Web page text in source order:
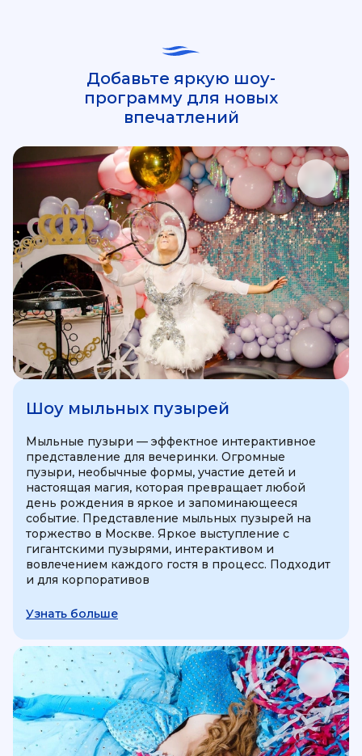
Добавьте яркую шоу-
программу для новых
впечатлений
Шоу мыльных пузырей
Мыльные пузыри — эффектное интерактивное
представление для вечеринки. Огромные
пузыри, необычные формы, участие детей и
настоящая магия, которая превращает любой
день рождения в яркое и запоминающееся
событие. Представление мыльных пузырей на
торжество в Москве. Яркое выступление с
гигантскими пузырями, интерактивом и
вовлечением каждого гостя в процесс. Подходит
и для корпоративов
Узнать больше